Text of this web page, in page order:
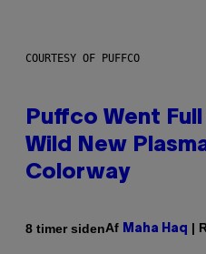
COURTESY OF PUFFCO
Puffco Went
Wild New
Colorway
8 timer sidenAf Maha Haq |